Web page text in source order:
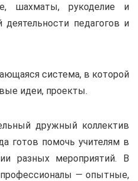
шахматы, рукоделие и
педагогов и
система, в которой
идеи, проекты.
дружный коллектив
готов помочь учителям в
разных мероприятий. В
— опытные,